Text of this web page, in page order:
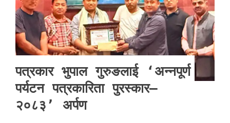
पत्रकार भुपाल गुरुङलाई ‘अन्नपूर्ण
पर्यटन पत्रकारिता पुरस्कार–
२०८३’ अर्पण